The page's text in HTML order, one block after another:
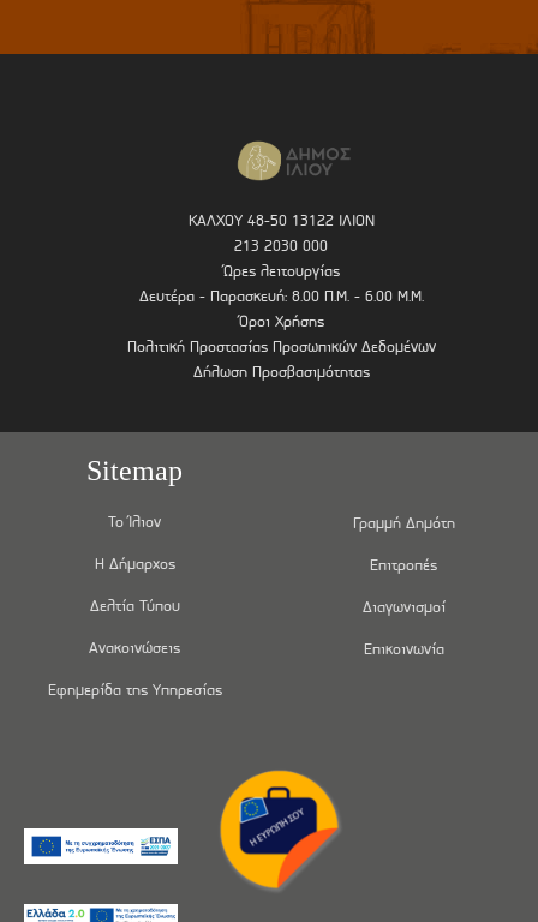
ΚΑΛΧΟΥ 48-50 13122 ΙΛΙΟΝ
213 2030 000
Ώρες λειτουργίας
Δευτέρα - Παρασκευή: 8.00 Π.Μ. - 6.00 Μ.Μ.
Όροι Χρήσης
Πολιτική Προστασίας Προσωπικών Δεδομένων
Δήλωση Προσβασιμότητας
Sitemap
Το Ίλιον
Η Δήμαρχος
Δελτία Τύπου
Ανακοινώσεις
Εφημερίδα της Υπηρεσίας
Γραμμή Δημότη
Επιτροπές
Διαγωνισμοί
Επικοινωνία